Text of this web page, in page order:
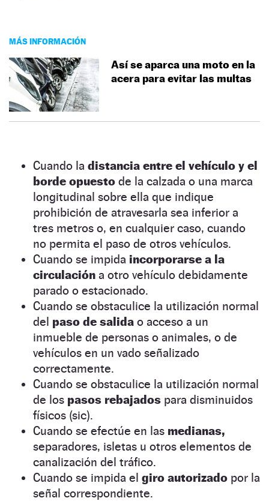
MÁS INFORMACIÓN
Así se aparca una moto en la
acera para evitar las multas
Cuando la distancia entre el vehículo y el
borde opuesto de la calzada o una marca
longitudinal sobre ella que indique
prohibición de atravesarla sea inferior a
tres metros o, en cualquier caso, cuando
no permita el paso de otros vehículos.
Cuando se impida incorporarse a la
circulación a otro vehículo debidamente
parado o estacionado.
Cuando se obstaculice la utilización normal
del paso de salida o acceso a un
inmueble de personas o animales, o de
vehículos en un vado señalizado
correctamente.
Cuando se obstaculice la utilización normal
de los pasos rebajados para disminuidos
físicos (sic).
Cuando se efectúe en las medianas,
separadores, isletas u otros elementos de
canalización del tráfico.
Cuando se impida el giro autorizado por la
señal correspondiente.